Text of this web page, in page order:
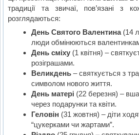
традиції та звичаї, пов’язані з
розглядаються:
День Святого Валентина(14
люди обмінюються
День сміху(1 квітня) –
розіграшами.
Великдень– святкується з
символом нового життя.
День матері (22 березня) –
через подарунки та квіти.
Геловін (31 жовтня) – діти
“цукерками чи жартами”.